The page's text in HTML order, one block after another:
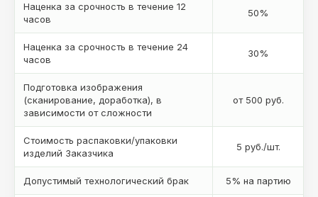
Наценка за срочность в течение 12
часов
50%
Наценка за срочность в течение 24
часов
30%
Подготовка изображения
(сканирование, доработка), в
зависимости от сложности
от 500 руб.
Стоимость распаковки/упаковки
изделий Заказчика
5 руб./шт.
Допустимый технологический брак 5% на партию